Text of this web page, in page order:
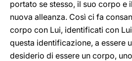
portato se stesso, il suo corpo e
nuova alleanza. Così ci fa
corpo con Lui, identificati con
questa identificazione, a essere
desiderio di essere un corpo,